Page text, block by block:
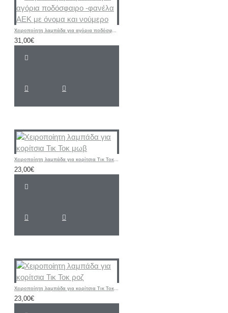
Χειροποίητη λαμπάδα για αγόρια ποδόσφαιρο -φανέλα ΑΕΚ με όνομα και νούμερο
31,00€
Χειροποίητη λαμπάδα για κορίτσια Τικ Τοκ μωβ
23,00€
Χειροποίητη λαμπάδα για κορίτσια Τικ Τοκ ροζ
23,00€